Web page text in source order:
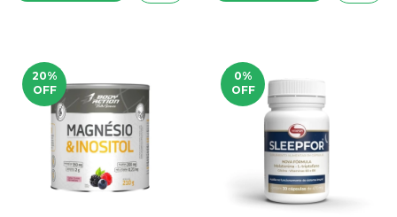
20%
OFF
0%
OFF